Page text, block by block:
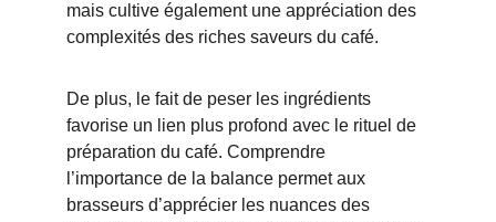
mais cultive également une appréciation des
complexités des riches saveurs du café.
De plus, le fait de peser les ingrédients
favorise un lien plus profond avec le rituel de
préparation du café. Comprendre
l’importance de la balance permet aux
brasseurs d’apprécier les nuances des